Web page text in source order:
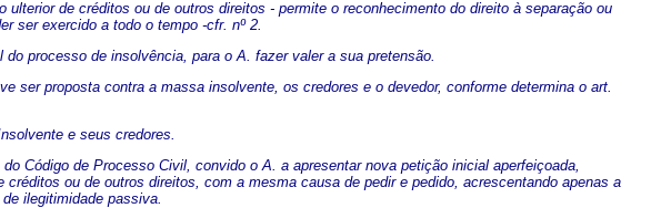
de créditos ou de outros direitos - permite o reconhecimento do direito à separação ou
ser exercido a todo o tempo -cfr. nº 2.
processo de insolvência, para o A. fazer valer a sua pretensão.
ser proposta contra a massa insolvente, os credores e o devedor, conforme determina o art.
e seus credores.
Código de Processo Civil, convido o A. a apresentar nova petição inicial aperfeiçoada,
ou de outros direitos, com a mesma causa de pedir e pedido, acrescentando apenas a
ilegitimidade passiva.